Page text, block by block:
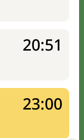
20:51
23:00